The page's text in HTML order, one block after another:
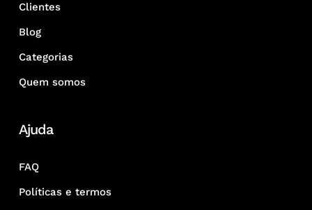
Clientes
Blog
Categorias
Quem somos
Ajuda
FAQ
Políticas e termos